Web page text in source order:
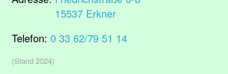
15537 Erkner
Telefon: 0 33 62/79 51 14
(Stand 2024)